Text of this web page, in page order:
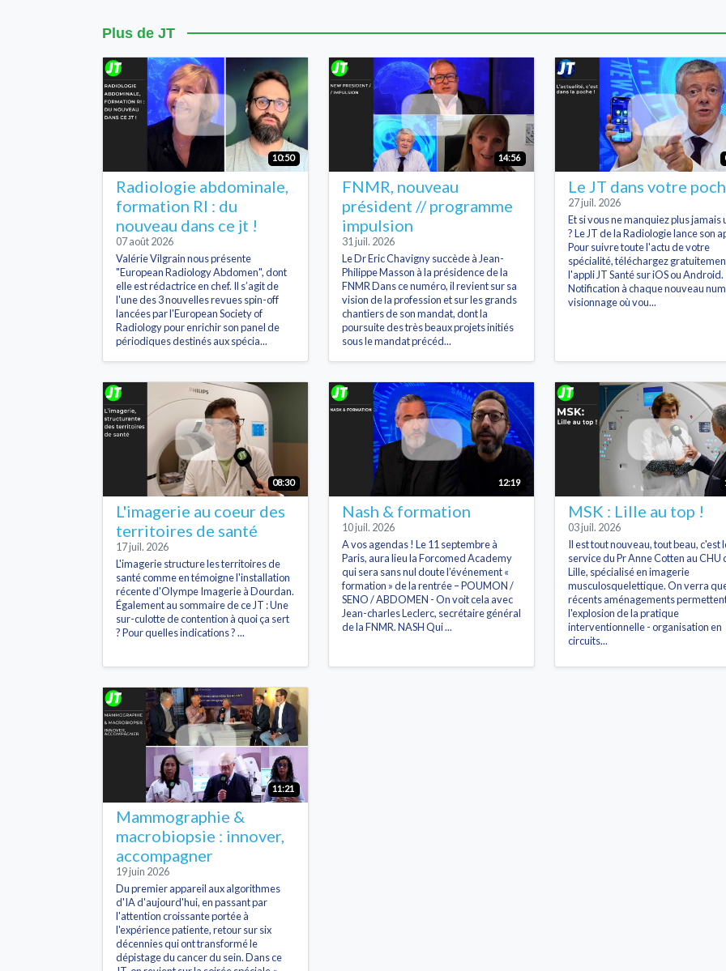
Plus de JT
10:50
Radiologie abdominale,
formation RI : du
nouveau dans ce jt !
07 août 2026
Valérie Vilgrain nous présente
"European Radiology Abdomen", dont
elle est rédactrice en chef. Il s’agit de
l'une des 3 nouvelles revues spin-off
lancées par l'European Society of
Radiology pour enrichir son panel de
périodiques destinés aux spécia...
14:56
FNMR, nouveau
président // programme
impulsion
31 juil. 2026
Le Dr Eric Chavigny succède à Jean-
Philippe Masson à la présidence de la
FNMR Dans ce numéro, il revient sur sa
vision de la profession et sur les grands
chantiers de son mandat, dont la
poursuite des très beaux projets initiés
sous le mandat précéd...
Le JT dans votre
27 juil. 2026
Et si vous ne manquiez plus jamais
? Le JT de la Radiologie lance son
Pour suivre toute l'actu de votre
spécialité, téléchargez
l'appli JT Santé sur iOS ou Android.
Notification à chaque nouveau
visionnage où vou...
08:30
L'imagerie au coeur des
territoires de santé
17 juil. 2026
L'imagerie structure les territoires de
santé comme en témoigne l'installation
récente d'Olympe Imagerie à Dourdan.
Également au sommaire de ce JT : Une
sur-culotte de contention à quoi ça sert
? Pour quelles indications ? ...
12:19
Nash & formation
10 juil. 2026
A vos agendas ! Le 11 septembre à
Paris, aura lieu la Forcomed Academy
qui sera sans nul doute l’événement «
formation » de la rentrée – POUMON /
SENO / ABDOMEN - On voit cela avec
Jean-charles Leclerc, secrétaire général
de la FNMR. NASH Qui ...
MSK : Lille au top !
03 juil. 2026
Il est tout nouveau, tout beau, c'est
service du Pr Anne Cotten au CHU
Lille, spécialisé en imagerie
musculosquelettique. On verra
récents aménagements
l'explosion de la pratique
interventionnelle - organisation en
circuits...
11:21
Mammographie &
macrobiopsie : innover,
accompagner
19 juin 2026
Du premier appareil aux algorithmes
d'IA d'aujourd'hui, en passant par
l'attention croissante portée à
l'expérience patiente, retour sur six
décennies qui ont transformé le
dépistage du cancer du sein. Dans ce